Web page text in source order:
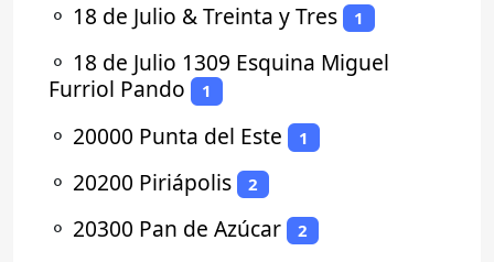
⚬ 18 de Julio & Treinta y Tres 1
⚬ 18 de Julio 1309 Esquina Miguel
Furriol Pando
1
⚬ 20000 Punta del Este 1
⚬ 20200 Piriápolis 2
⚬ 20300 Pan de Azúcar 2